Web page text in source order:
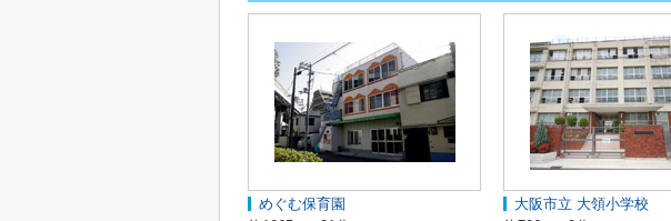
めぐむ保育園
大阪市立 大領小学校